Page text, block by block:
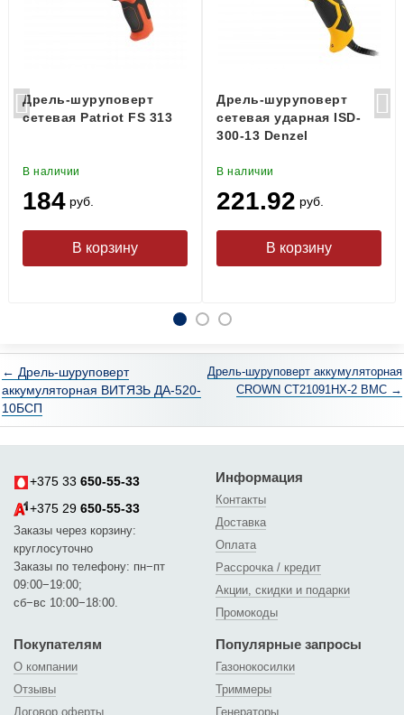
Дрель-шуруповерт
сетевая Patriot FS 313
В наличии
184 руб.
Дрель-шуруповерт
сетевая ударная ISD-
300-13 Denzel
В наличии
221.92 руб.
← Дрель-шуруповерт
аккумуляторная ВИТЯЗЬ ДА-520-
10БСП
Дрель-шуруповерт аккумуляторная
CROWN CT21091HX-2 BMC →
+375 33 650-55-33
+375 29 650-55-33
Заказы через корзину:
круглосуточно
Заказы по телефону: пн−пт
09:00−19:00;
сб−вс 10:00−18:00.
Информация
Контакты
Доставка
Оплата
Рассрочка / кредит
Акции, скидки и подарки
Промокоды
Покупателям
О компании
Отзывы
Договор оферты
Популярные запросы
Газонокосилки
Триммеры
Генераторы